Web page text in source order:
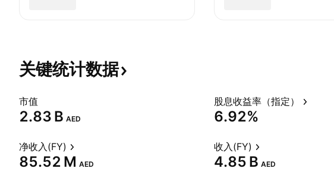
关键统计数据
市值
‪2.83 B‬ AED
股息收益率（指定）
6.92%
净收入(FY)
‪85.52 M‬ AED
收入(FY)
‪4.85 B‬ AED